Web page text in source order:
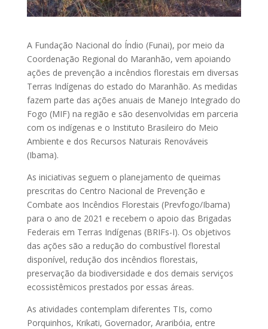
A Fundação Nacional do Índio (Funai), por meio da
Coordenação Regional do Maranhão, vem apoiando
ações de prevenção a incêndios florestais em diversas
Terras Indígenas do estado do Maranhão. As medidas
fazem parte das ações anuais de Manejo Integrado do
Fogo (MIF) na região e são desenvolvidas em parceria
com os indígenas e o Instituto Brasileiro do Meio
Ambiente e dos Recursos Naturais Renováveis
(Ibama).
As iniciativas seguem o planejamento de queimas
prescritas do Centro Nacional de Prevenção e
Combate aos Incêndios Florestais (Prevfogo/Ibama)
para o ano de 2021 e recebem o apoio das Brigadas
Federais em Terras Indígenas (BRIFs-I). Os objetivos
das ações são a redução do combustível florestal
disponível, redução dos incêndios florestais,
preservação da biodiversidade e dos demais serviços
ecossistêmicos prestados por essas áreas.
As atividades contemplam diferentes TIs, como
Porquinhos, Krikati, Governador, Araribóia, entre